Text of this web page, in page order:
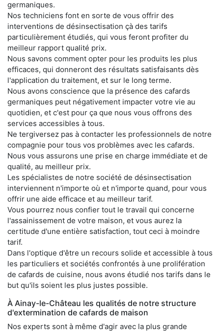
germaniques.
Nos techniciens font en sorte de vous offrir des
interventions de désinsectisation çà des tarifs
particulièrement étudiés, qui vous feront profiter du
meilleur rapport qualité prix.
Nous savons comment opter pour les produits les plus
efficaces, qui donneront des résultats satisfaisants dès
l'application du traitement, et sur le long terme.
Nous avons conscience que la présence des cafards
germaniques peut négativement impacter votre vie au
quotidien, et c'est pour ça que nous vous offrons des
services accessibles à tous.
Ne tergiversez pas à contacter les professionnels de notre
compagnie pour tous vos problèmes avec les cafards.
Nous vous assurons une prise en charge immédiate et de
qualité, au meilleur prix.
Les spécialistes de notre société de désinsectisation
interviennent n'importe où et n'importe quand, pour vous
offrir une aide efficace et au meilleur tarif.
Vous pourrez nous confier tout le travail qui concerne
l'assainissement de votre maison, et vous aurez la
certitude d'une entière satisfaction, tout ceci à moindre
tarif.
Dans l'optique d'être un recours solide et accessible à tous
les particuliers et sociétés confrontés à une prolifération
de cafards de cuisine, nous avons étudié nos tarifs dans le
but qu'ils soient les plus justes possible.
À Ainay-le-Château les qualités de notre structure
d'extermination de cafards de maison
Nos experts sont à même d'agir avec la plus grande